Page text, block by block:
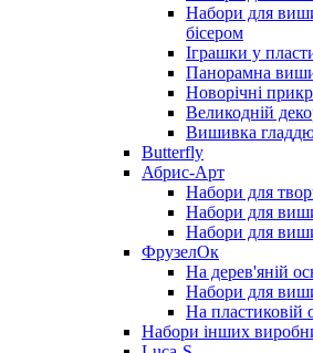
Набори для
бісером
Іграшки у
Панорамна
Новорічні
Великодній
Вишивка
Butterfly
Абрис-Арт
Набори для
Набори для
Набори для
ФрузелОк
На дерев'яній
Набори для
На пластиковій
Набори інших